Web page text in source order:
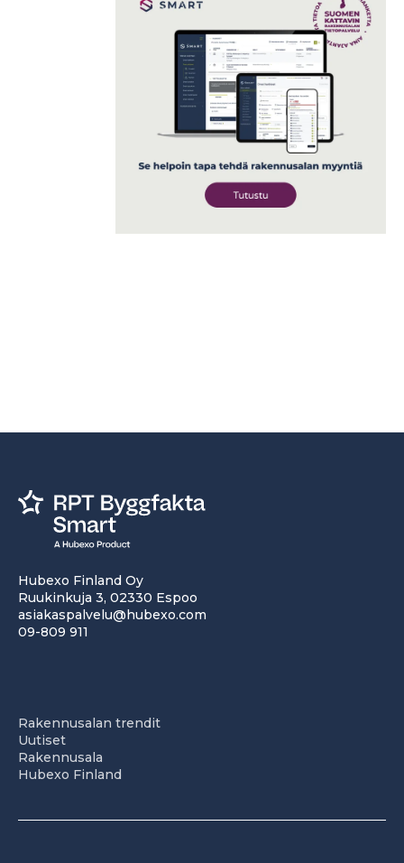
Hubexo Finland Oy
Ruukinkuja 3, 02330 Espoo
asiakaspalvelu@hubexo.com
09-809 911
Rakennusalan trendit
Uutiset
Rakennusala
Hubexo Finland